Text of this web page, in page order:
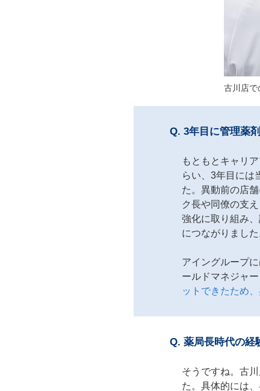
古川店で
Q. 3年目に管理薬
もともとキャリ
らい、3年目には
た。異動前の店
ク長や同僚の支
強化に取り組み
につながりました
アイングループ
ールドマネジャ
ットできたため
Q. 薬局長時代の経
そうですね。古
た。具体的には